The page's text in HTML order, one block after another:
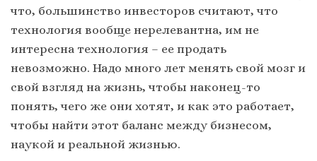
что, большинство инвесторов считают, что
технология вообще нерелевантна, им не
интересна технология – ее продать
невозможно. Надо много лет менять свой мозг и
свой взгляд на жизнь, чтобы наконец-то
понять, чего же они хотят, и как это работает,
чтобы найти этот баланс между бизнесом,
наукой и реальной жизнью.